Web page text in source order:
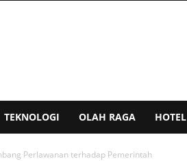
TEKNOLOGI OLAH RAGA HOTEL
Perlawanan terhadap Pemerintah